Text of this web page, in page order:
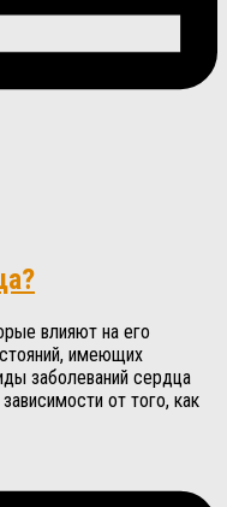
влияют на его
имеющих
заболеваний сердца
от того, как